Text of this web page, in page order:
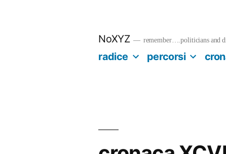
NoXYZ remember….politicians and
radice percorsi